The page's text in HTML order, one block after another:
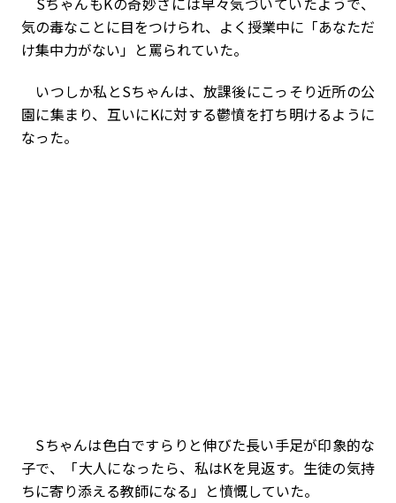
気の毒なことに目をつけられ、よく授業中に「あなただ
け集中力がない」と罵られていた。
いつしか私とSちゃんは、放課後にこっそり近所の公
園に集まり、互いにKに対する鬱憤を打ち明けるように
なった。
Sちゃんは色白ですらりと伸びた長い手足が印象的な
子で、「大人になったら、私はKを見返す。生徒の気持
ちに寄り添える教師になる」と憤慨していた。